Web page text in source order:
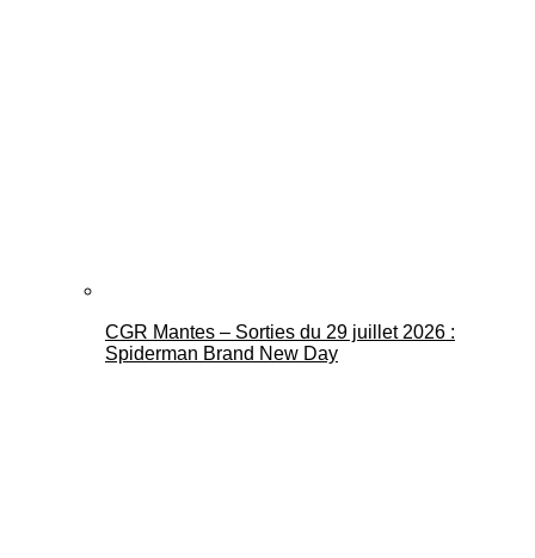
CGR Mantes – Sorties du 29 juillet 2026 :
Spiderman Brand New Day